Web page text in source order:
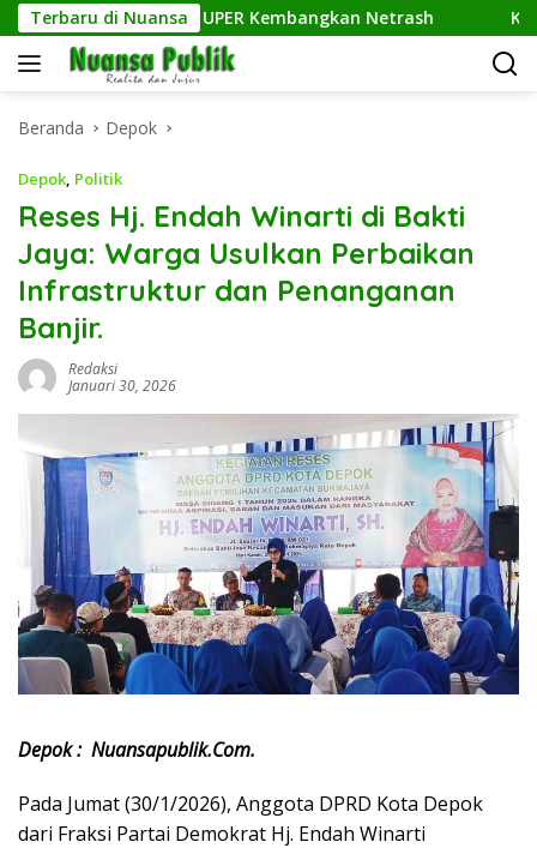
Langsung
ke
konten
Terbaru di Nuansa
Komputer UPER Kembangkan Netrash
Beranda Depok
Depok, Politik
Reses Hj. Endah Winarti di Bakti
Jaya: Warga Usulkan Perbaikan
Infrastruktur dan Penanganan
Banjir.
Redaksi
Januari 30, 2026
Depok : Nuansapublik.Com.
Pada Jumat (30/1/2026), Anggota DPRD Kota Depok
dari Fraksi Partai Demokrat Hj. Endah Winarti